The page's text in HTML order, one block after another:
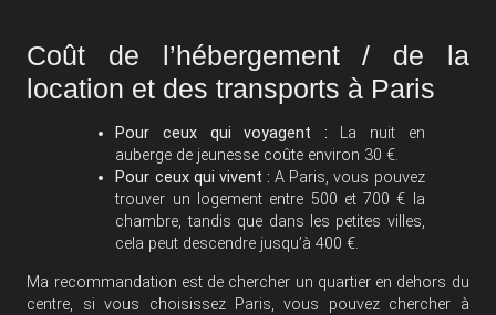
Coût de l’hébergement / de la
location et des transports à Paris
Pour ceux qui voyagent : La nuit en
auberge de jeunesse coûte environ 30 €.
Pour ceux qui vivent : A Paris, vous pouvez
trouver un logement entre 500 et 700 € la
chambre, tandis que dans les petites villes,
cela peut descendre jusqu’à 400 €.
Ma recommandation est de chercher un quartier en dehors du
centre, si vous choisissez Paris, vous pouvez chercher à